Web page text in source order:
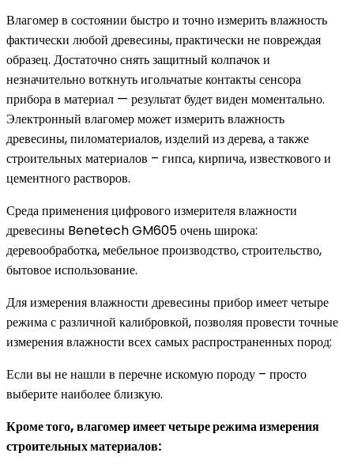
Влагомер в состоянии быстро и точно измерить влажность
фактически любой древесины, практически не повреждая
образец. Достаточно снять защитный колпачок и
незначительно воткнуть игольчатые контакты сенсора
прибора в материал — результат будет виден моментально.
Электронный влагомер может измерить влажность
древесины, пиломатериалов, изделий из дерева, а также
строительных материалов – гипса, кирпича, известкового и
цементного растворов.
Среда применения цифрового измерителя влажности
древесины Benetech GM605 очень широка:
деревообработка, мебельное производство, строительство,
бытовое использование.
Для измерения влажности древесины прибор имеет четыре
режима с различной калибровкой, позволяя провести точные
измерения влажности всех самых распространенных пород:
Если вы не нашли в перечне искомую породу – просто
выберите наиболее близкую.
Кроме того, влагомер имеет четыре режима измерения
строительных материалов: